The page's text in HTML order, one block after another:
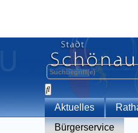
Aktuelles
Bürgerservice